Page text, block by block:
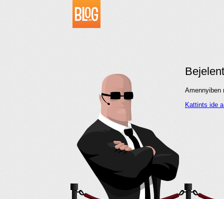
Amennyiben
Kattints ide